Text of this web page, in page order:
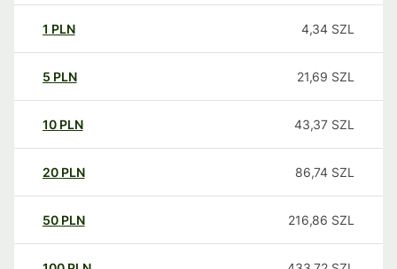
1 PLN 4,34 SZL
5 PLN 21,69 SZL
10 PLN 43,37 SZL
20 PLN 86,74 SZL
50 PLN 216,86 SZL